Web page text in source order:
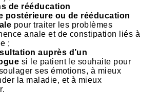
de rééducation
postérieure ou de rééducation
pour traiter les problèmes
anale et de constipation liés à
;
auprès d’un
si le patient le souhaite pour
soulager ses émotions, à mieux
la maladie, et à mieux